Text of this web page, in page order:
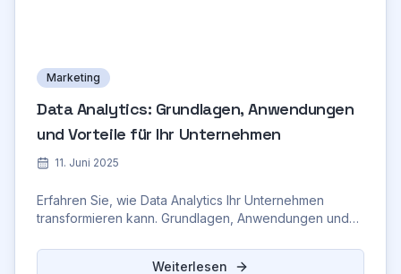
Marketing
Data Analytics: Grundlagen, Anwendungen
und Vorteile für Ihr Unternehmen
11. Juni 2025
Erfahren Sie, wie Data Analytics Ihr Unternehmen
transformieren kann. Grundlagen, Anwendungen und
Weiterlesen